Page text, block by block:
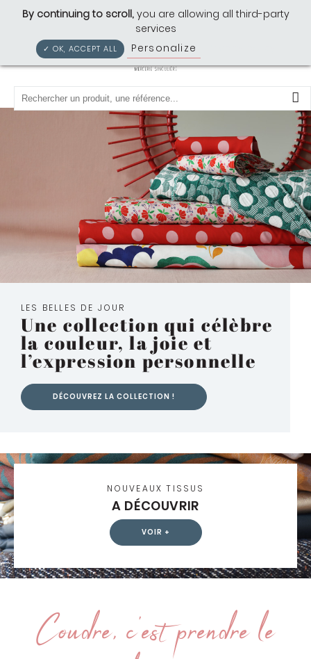
Cousette: Mercerie Singulière
LES BELLES DE JOUR
Une collection qui célèbre
la couleur, la joie et
l’expression personnelle
DÉCOUVREZ LA COLLECTION !
NOUVEAUX TISSUS
A DÉCOUVRIR
VOIR +
Coudre, c’est prendre le
By continuing to scroll,you are allowing all third-party
services
✓ OK, ACCEPT ALL Personalize